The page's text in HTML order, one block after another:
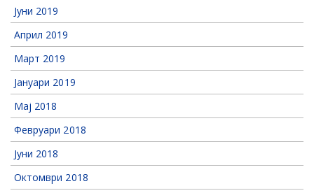
Јуни 2019
Април 2019
Март 2019
Јануари 2019
Мај 2018
Февруари 2018
Јуни 2018
Октомври 2018